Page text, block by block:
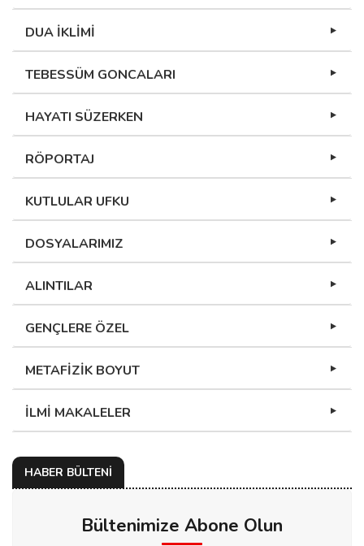
DUA İKLİMİ
TEBESSÜM GONCALARI
HAYATI SÜZERKEN
RÖPORTAJ
KUTLULAR UFKU
DOSYALARIMIZ
ALINTILAR
GENÇLERE ÖZEL
METAFİZİK BOYUT
İLMİ MAKALELER
HABER BÜLTENİ
Bültenimize Abone Olun